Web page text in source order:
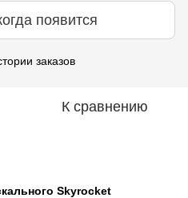
появится
заказов
К сравнению
Skyrocket